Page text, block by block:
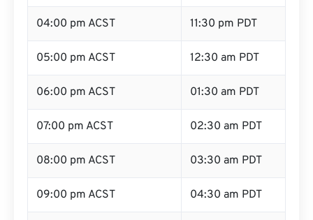
04:00 pm ACST 11:30 pm PDT
05:00 pm ACST 12:30 am PDT
06:00 pm ACST 01:30 am PDT
07:00 pm ACST 02:30 am PDT
08:00 pm ACST 03:30 am PDT
09:00 pm ACST 04:30 am PDT